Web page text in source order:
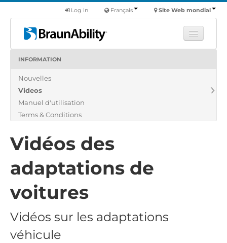
Site Web mondial
Français
Log in
Produits
Nous
Trouver un revendeur
INFORMATION
Nouvelles
Videos
Manuel d'utilisation
Terms & Conditions
Vidéos des
adaptations de
voitures
Vidéos sur les adaptations
véhicule